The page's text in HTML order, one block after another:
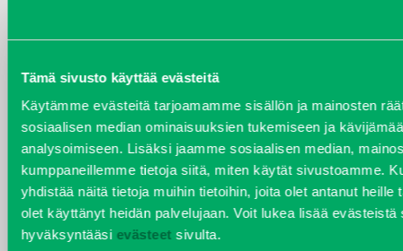
Tämä sivusto käyttää evästeitä
Käytämme evästeitä tarjoamamme sisällön ja mainosten
sosiaalisen median ominaisuuksien tukemiseen ja
analysoimiseen. Lisäksi jaamme sosiaalisen median,
kumppaneillemme tietoja siitä, miten käytät sivustoamme.
yhdistää näitä tietoja muihin tietoihin, joita olet antanut heille
olet käyttänyt heidän palvelujaan. Voit lukea lisää evästeistä
hyväksyntääsievästeet sivulta.
VARAOSAT
Varaosat
Puh 020 7458 686
varaosat@j-trading.fi
HENRIK ÅVALL